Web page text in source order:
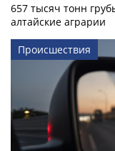
657 тысяч тонн
алтайские аграрии
Происшествия